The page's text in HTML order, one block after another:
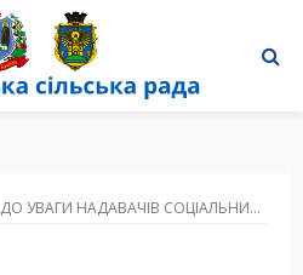
ДО УВАГИ НАДАВАЧІВ СОЦІАЛЬНИХ ПОСЛУГ БОРЩАГІВСЬКОЇ ТЕРИТОРІАЛЬНОЇ ГРОМАДИ